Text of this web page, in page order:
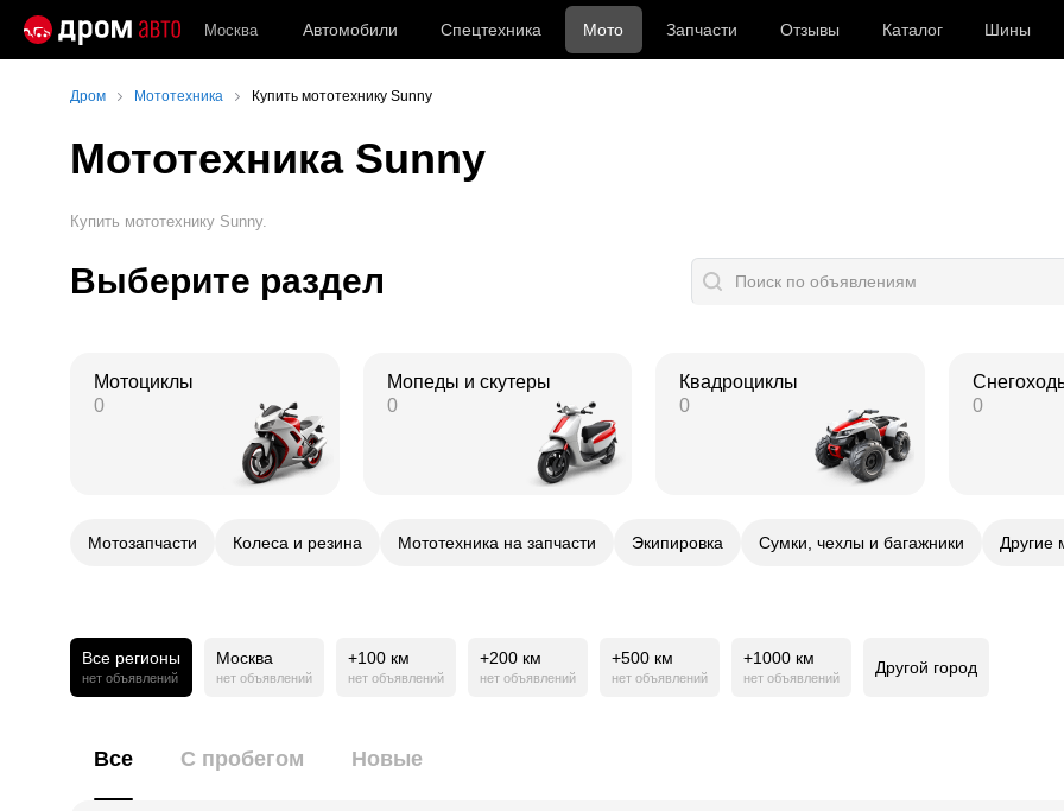
Москва Автомобили Спецтехника Мото Запчасти Отзывы Каталог Шины
Дром Мототехника Купить мототехнику Sunny
Мототехника Sunny
Купить мототехнику Sunny.
Выберите раздел
Мотоциклы
0
Мопеды и скутеры
0
Квадроциклы
0
0
Мотозапчасти Колеса и резина Мототехника на запчасти Экипировка Сумки, чехлы и багажники Другие
Все регионы
нет объявлений
Москва
нет объявлений
+100 км
нет объявлений
+200 км
нет объявлений
+500 км
нет объявлений
+1000 км
нет объявлений
Другой город
Все С пробегом Новые